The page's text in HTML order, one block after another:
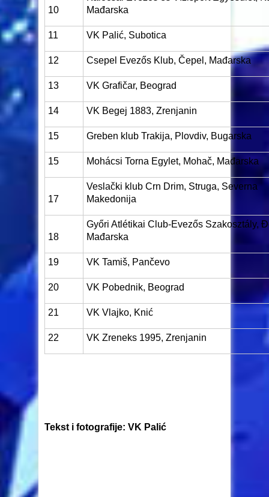
10
Mađarska
11 VK Palić, Subotica
12 Csepel Evezős Klub, Čepel, Mađarska
13 VK Grafičar, Beograd
14 VK Begej 1883, Zrenjanin
15 Greben klub Trakija, Plovdiv, Bugarska
15 Mohácsi Torna Egylet, Mohač, Mađarska
17
Veslački klub Crn Drim, Struga, Severna
Makedonija
18
Győri Atlétikai Club-Evezős Szakosztály,
Mađarska
19 VK Tamiš, Pančevo
20 VK Pobednik, Beograd
21 VK Vlajko, Knić
22 VK Zreneks 1995, Zrenjanin
Tekst i fotografije: VK Palić